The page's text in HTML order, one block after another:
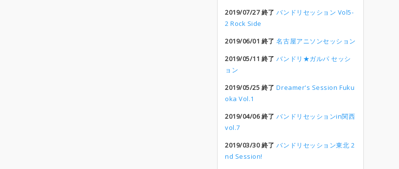
2019/07/27 終了 バンドリセッション Vol5-
2 Rock Side
2019/06/01 終了 名古屋アニソンセッション
2019/05/11 終了 バンドリ★ガルパ セッシ
ョン
2019/05/25 終了 Dreamer's Session Fuku
oka Vol.1
2019/04/06 終了 バンドリセッションin関西
vol.7
2019/03/30 終了 バンドリセッション東北 2
nd Session!